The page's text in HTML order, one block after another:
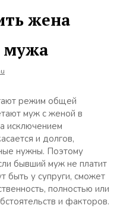
жена
мужа
режим общей
муж с женой в
исключением
и долгов,
нужны. Поэтому
бывший муж не платит
быть у супруги, сможет
полностью или
и факторов.